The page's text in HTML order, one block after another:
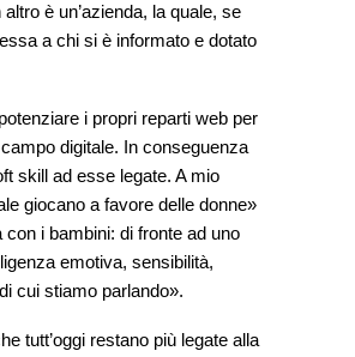
è un’azienda, la quale, se
a chi si è informato e dotato
i propri reparti web per
digitale. In conseguenza
skill ad esse legate. A mio
giocano a favore delle donne»
i bambini: di fronte ad uno
emotiva, sensibilità,
cui stiamo parlando».
tutt’oggi restano più legate alla